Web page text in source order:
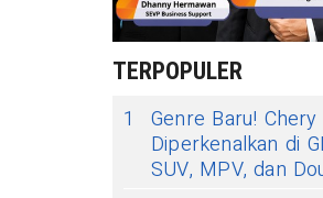
TERPOPULER
1
Genre Baru!
Diperkenalkan di
SUV, MPV, dan